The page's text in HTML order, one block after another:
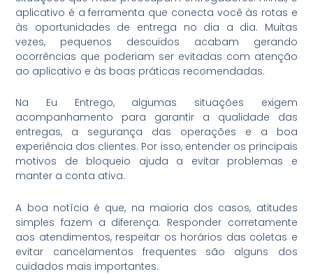
aplicativo é a ferramenta que conecta você às rotas e
às oportunidades de entrega no dia a dia. Muitas
vezes, pequenos descuidos acabam gerando
ocorrências que poderiam ser evitadas com atenção
ao aplicativo e às boas práticas recomendadas.
Na Eu Entrego, algumas situações exigem
acompanhamento para garantir a qualidade das
entregas, a segurança das operações e a boa
experiência dos clientes. Por isso, entender os principais
motivos de bloqueio ajuda a evitar problemas e
manter a conta ativa.
A boa notícia é que, na maioria dos casos, atitudes
simples fazem a diferença. Responder corretamente
aos atendimentos, respeitar os horários das coletas e
evitar cancelamentos frequentes são alguns dos
cuidados mais importantes.